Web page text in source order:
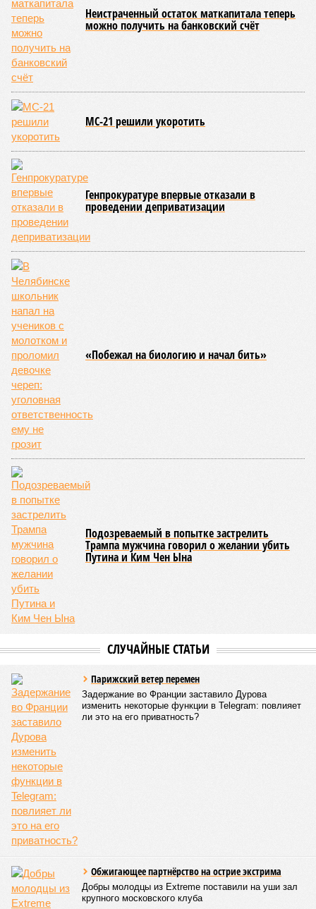
Неистраченный остаток маткапитала теперь
можно получить на банковский счёт
МС-21 решили укоротить
Генпрокуратуре впервые отказали в
проведении деприватизации
«Побежал на биологию и начал бить»
Подозреваемый в попытке застрелить
Трампа мужчина говорил о желании убить
Путина и Ким Чен Ына
СЛУЧАЙНЫЕ СТАТЬИ
Парижский ветер перемен
Задержание во Франции заставило Дурова
изменить некоторые функции в Telegram: повлияет
ли это на его приватность?
Обжигающее партнёрство на острие экстрима
Добры молодцы из Extreme поставили на уши зал
крупного московского клуба